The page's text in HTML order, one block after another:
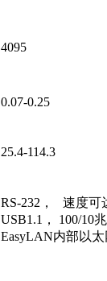
4095
0.07-0.25
25.4-114.3
RS-232， 速度可
USB1.1， 100/10
EasyLAN内部以太